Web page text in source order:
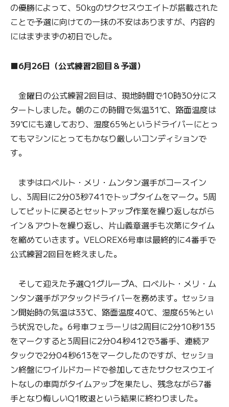
の優勝によって、50kgのサクセスウエイトが搭載された
ことで予選に向けての一抹の不安はありますが、内容的
にはまずまずの初日でした。
■6月26日（公式練習2回目＆予選）
金曜日の公式練習2回目は、現地時間で10時30分にス
タートしました。朝のこの時間で気温31℃、路面温度は
39℃にも達しており、湿度65％というドライバーにとっ
てもマシンにとってもかなり厳しいコンディションで
す。
まずはロベルト・メリ・ムンタン選手がコースイン
し、3周目に2分03秒741でトップタイムをマーク。5周
してピットに戻るとセットアップ作業を繰り返しながら
イン＆アウトを繰り返し、片山義章選手も次第にタイム
を縮めていきます。VELOREX6号車は最終的に4番手で
公式練習2回目を終えました。
そして迎えた予選Q1グループA、ロベルト・メリ・ム
ンタン選手がアタックドライバーを務めます。セッショ
ン開始時の気温は33℃、路面温度40℃、湿度65％とい
う状況でした。6号車フェラーリは2周目に2分10秒135
をマークすると3周目に2分04秒412で3番手、連続ア
タックで2分04秒613をマークしたのですが、セッショ
ン終盤にワイルドカードで参加してきたサクセスウエイ
トなしの車両がタイムアップを果たし、残念ながら7番
手となり悔しいQ1敗退という結果に終わりました。